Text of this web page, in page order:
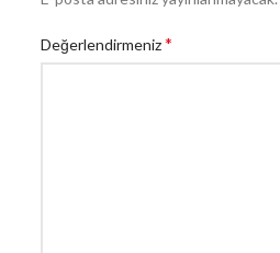
Değerlendirmeniz*